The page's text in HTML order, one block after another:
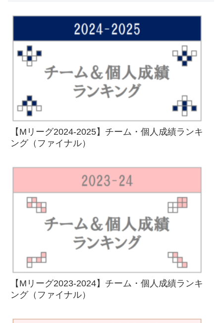
【Mリーグ2024-2025】チーム・個人成績ランキ
ング（ファイナル）
【Mリーグ2023-2024】チーム・個人成績ランキ
ング（ファイナル）